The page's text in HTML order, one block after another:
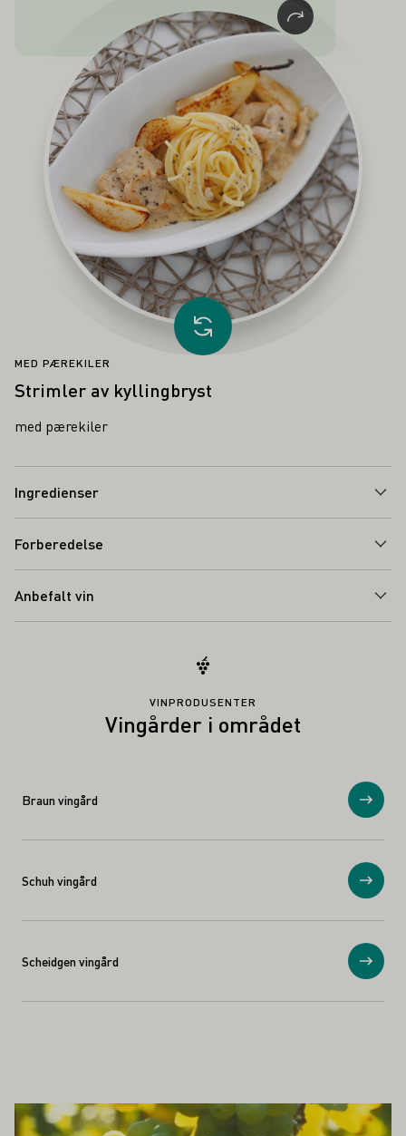
(1786-1862).
MED PÆREKILER
Strimler av kyllingbryst
med pærekiler
Ingredienser
Forberedelse
Anbefalt vin
Last inn annen oppskrift
VINPRODUSENTER
Vingårder i området
Braun vingård Vis
Schuh vingård Vis
Scheidgen vingård Vis
INTERESSERE DEG
Lær mer om dette